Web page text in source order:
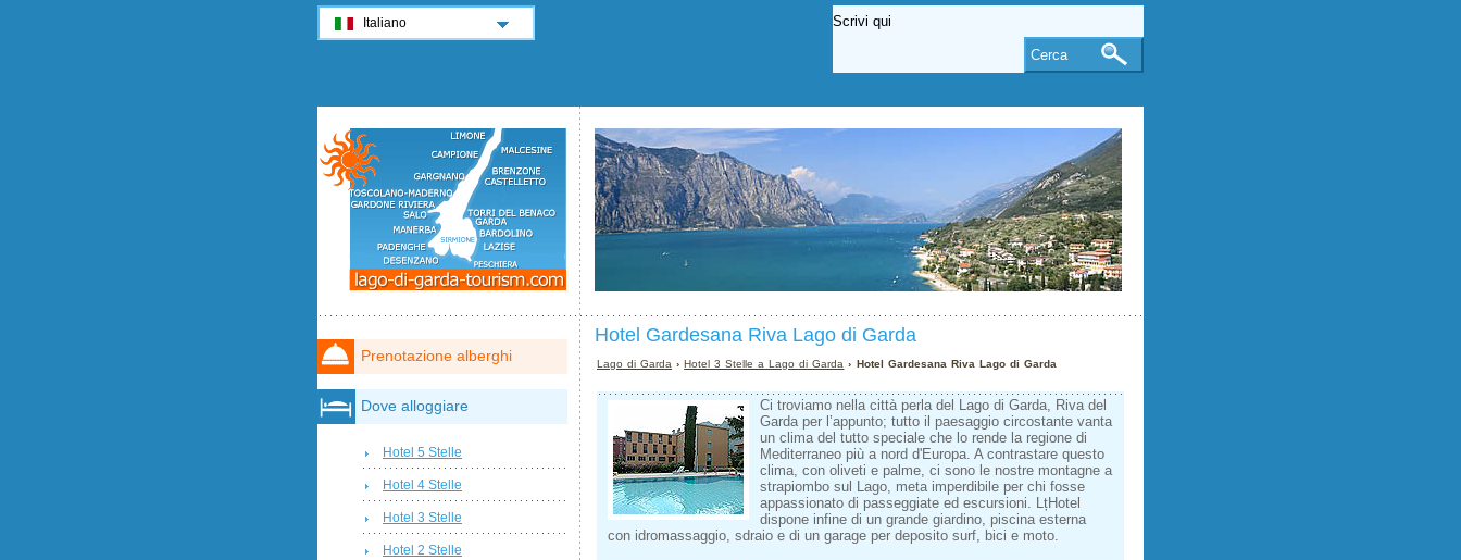
Hotel Gardesana Riva Lago di Garda
Lago di Garda ›Hotel 3 Stelle a Lago di Garda › Hotel Gardesana Riva Lago di Garda
Ci troviamo nella città perla del Lago di Garda, Riva del
Garda per l’appunto; tutto il paesaggio circostante vanta
un clima del tutto speciale che lo rende la regione di
Mediterraneo più a nord d'Europa. A contrastare questo
clima, con oliveti e palme, ci sono le nostre montagne a
strapiombo sul Lago, meta imperdibile per chi fosse
appassionato di passeggiate ed escursioni. LțHotel
dispone infine di un grande giardino, piscina esterna
con idromassaggio, sdraio e di un garage per deposito surf, bici e moto.
Prenotazione alberghi
Dove alloggiare
Hotel 5 Stelle
Hotel 4 Stelle
Hotel 3 Stelle
Hotel 2 Stelle
Italiano
Cerca